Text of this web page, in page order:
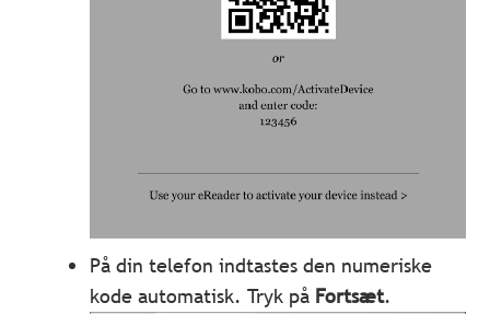
På din telefon indtastes den numeriske
kode automatisk. Tryk på Fortsæt.